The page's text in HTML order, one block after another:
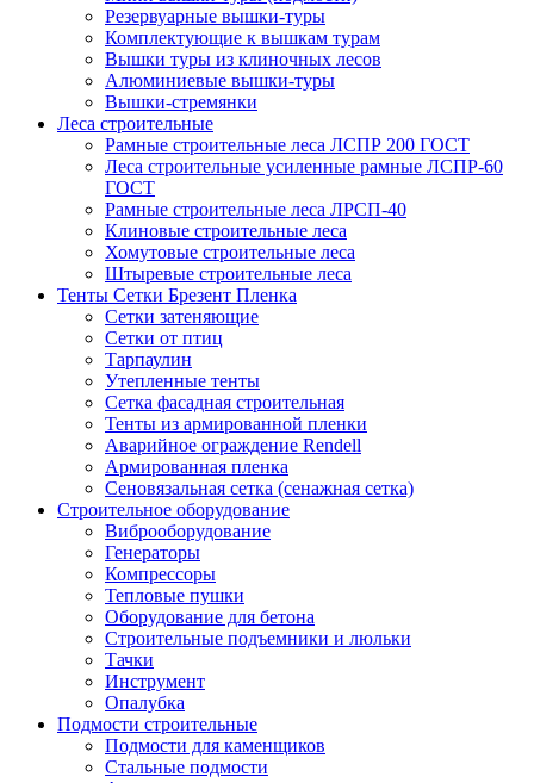
Резервуарные вышки-туры
Комплектующие к вышкам турам
Вышки туры из клиночных лесов
Алюминиевые вышки-туры
Вышки-стремянки
Леса строительные
Рамные строительные леса ЛСПР 200 ГОСТ
Леса строительные усиленные рамные ЛСПР-60
ГОСТ
Рамные строительные леса ЛРСП-40
Клиновые строительные леса
Хомутовые строительные леса
Штыревые строительные леса
Тенты Сетки Брезент Пленка
Сетки затеняющие
Сетки от птиц
Тарпаулин
Утепленные тенты
Сетка фасадная строительная
Тенты из армированной пленки
Аварийное ограждение Rendell
Армированная пленка
Сеновязальная сетка (сенажная сетка)
Строительное оборудование
Виброоборудование
Генераторы
Компрессоры
Тепловые пушки
Оборудование для бетона
Строительные подъемники и люльки
Тачки
Инструмент
Опалубка
Подмости строительные
Подмости для каменщиков
Стальные подмости